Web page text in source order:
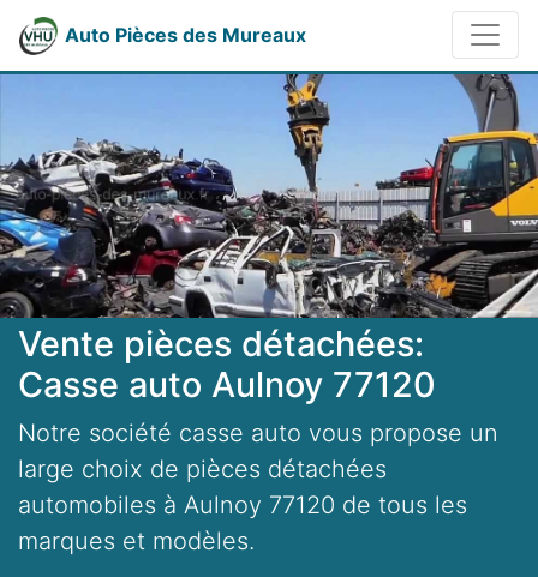
Auto Pièces des Mureaux
Vente pièces détachées:
Casse auto Aulnoy 77120
Notre société casse auto vous propose un
large choix de pièces détachées
automobiles à Aulnoy 77120 de tous les
marques et modèles.